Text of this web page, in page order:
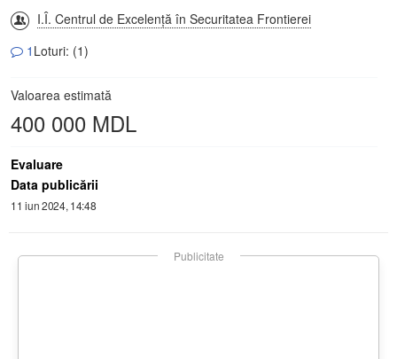
I.Î. Centrul de Excelență în Securitatea Frontierei
1 Loturi: (1)
Valoarea estimată
400 000 MDL
Evaluare
Data publicării
11 iun 2024, 14:48
Publicitate